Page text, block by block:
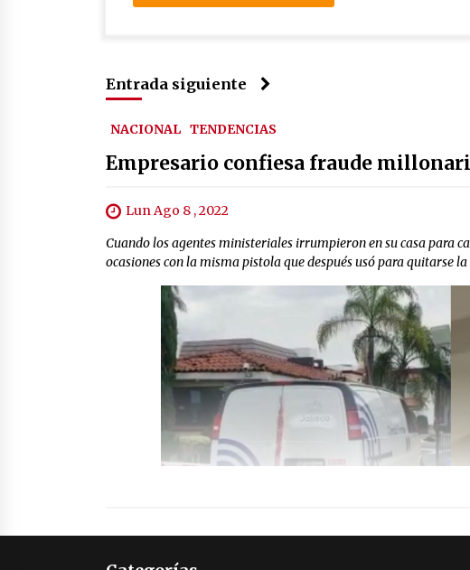
Entrada siguiente
NACIONAL TENDENCIAS
Empresario confiesa fraude
Lun Ago 8 , 2022
Cuando los agentes ministeriales irrumpieron en su casa para
ocasiones con la misma pistola que después usó para quitarse